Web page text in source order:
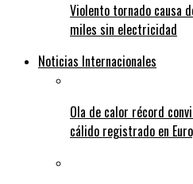
Violento tornado causa
miles sin electricidad
Noticias Internacionales
Ola de calor récord
cálido registrado en